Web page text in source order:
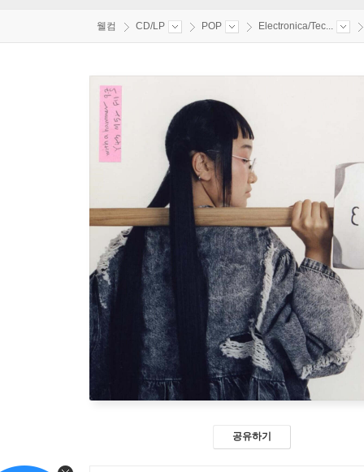
웰컴 CD/LP POP Electronica/Tec...
공유하기